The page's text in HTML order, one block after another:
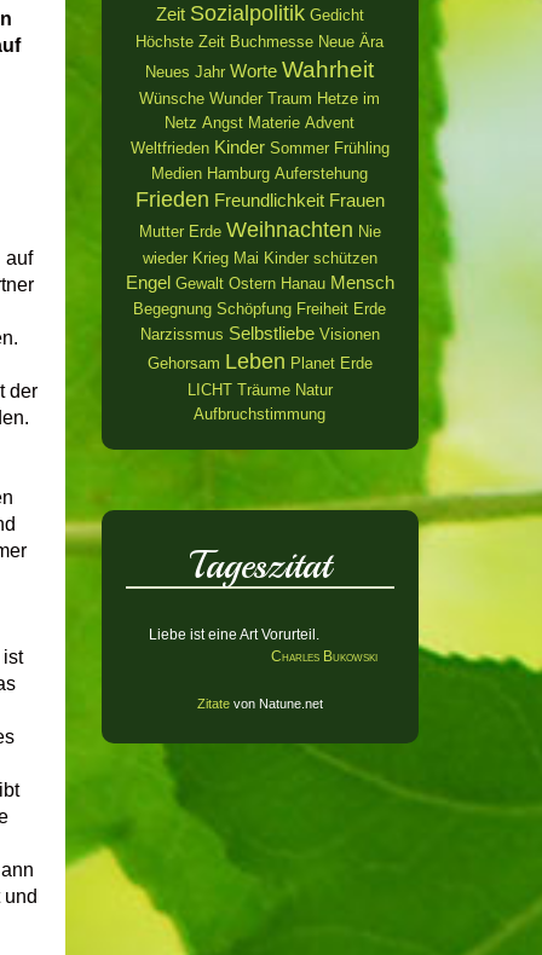
auf
der
Zeit Sozialpolitik Gedicht
Höchste Zeit Buchmesse Neue Ära
Neues Jahr Worte Wahrheit
Wünsche Wunder Traum Hetze im
Netz Angst Materie Advent
Weltfrieden Kinder Sommer Frühling
Medien Hamburg Auferstehung
Frieden Freundlichkeit Frauen
Mutter Erde Weihnachten Nie
wieder Krieg Mai Kinder schützen
Engel Gewalt Ostern Hanau Mensch
Begegnung Schöpfung Freiheit Erde
Narzissmus Selbstliebe Visionen
Gehorsam Leben Planet Erde
LICHT Träume Natur
Aufbruchstimmung
Tageszitat
Liebe ist eine Art Vorurteil.
Charles Bukowski
Zitatevon Natune.net